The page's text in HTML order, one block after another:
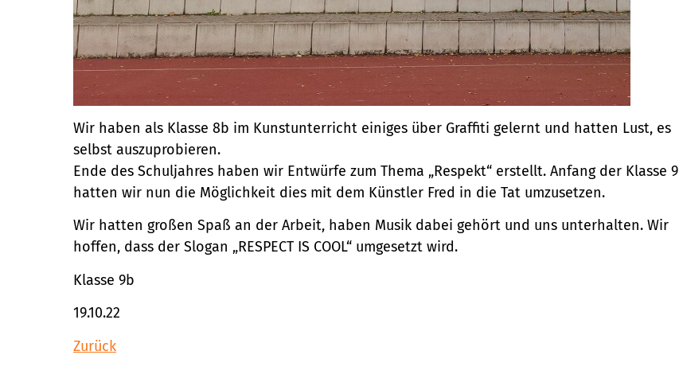
Wir haben als Klasse 8b im Kunstunterricht einiges über Graffiti gelernt und hatten Lust, es
selbst auszuprobieren.
Ende des Schuljahres haben wir Entwürfe zum Thema „Respekt“ erstellt. Anfang der Klasse 9
hatten wir nun die Möglichkeit dies mit dem Künstler Fred in die Tat umzusetzen.
Wir hatten großen Spaß an der Arbeit, haben Musik dabei gehört und uns unterhalten. Wir
hoffen, dass der Slogan „RESPECT IS COOL“ umgesetzt wird.
Klasse 9b
19.10.22
Zurück